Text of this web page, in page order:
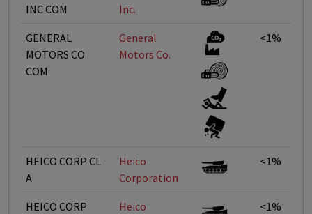
INC COM
Inc.
GENERAL
MOTORS CO
COM
General
Motors Co.
<1%
HEICO CORP CL
A
Heico
Corporation
<1%
HEICO CORP
Heico
<1%